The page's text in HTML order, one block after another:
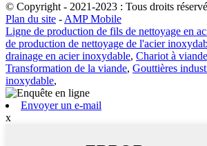
© Copyright - 2021-2023 : Tous droits
Plan du site - AMP Mobile
Ligne de production de fils de nettoyage en
de production de nettoyage de l'acier
drainage en acier inoxydable, Chariot à
Transformation de la viande, Gouttières
inoxydable,
Envoyer un e-mail
x